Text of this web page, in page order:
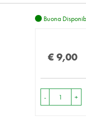
Buona
€ 9,00
- +